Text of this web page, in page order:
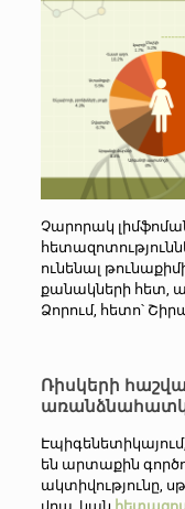
Չարորակ
ունենալ
քանակների հետ,
Ձորում, հետո՝
Ռիսկերի
են արտաքին
ակտիվությունը,